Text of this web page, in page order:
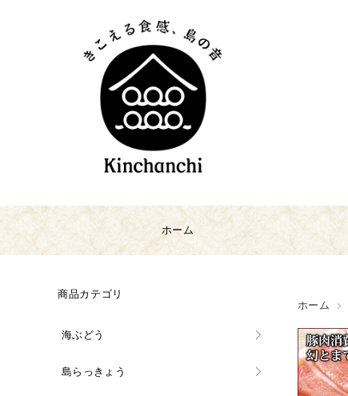
ホーム
ホーム
商品カテゴリ
海ぶどう
島らっきょう